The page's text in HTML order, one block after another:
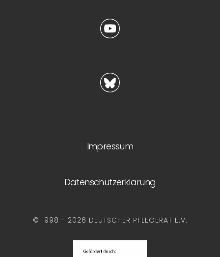
Impressum
Datenschutzerklärung
© 1998 - 2026 DEUTSCHER PFLEGERAT E.V.